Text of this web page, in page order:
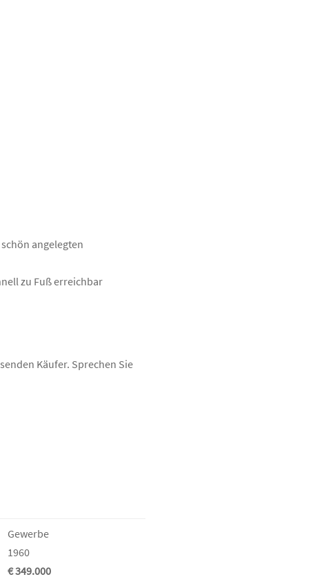
angelegten
zu Fuß erreichbar
Käufer. Sprechen Sie
Gewerbe
1960
€ 349.000